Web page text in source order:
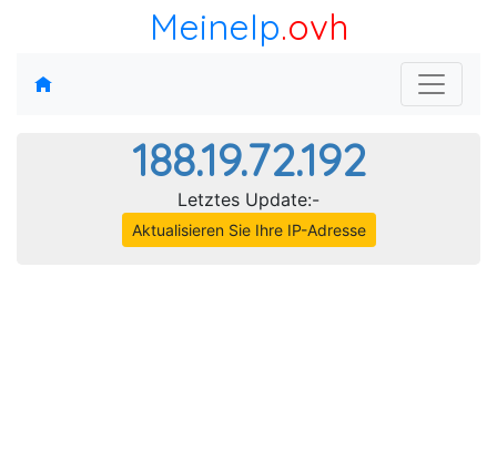
MeineIp.ovh
188.19.72.192
Letztes Update:-
Aktualisieren Sie Ihre IP-Adresse